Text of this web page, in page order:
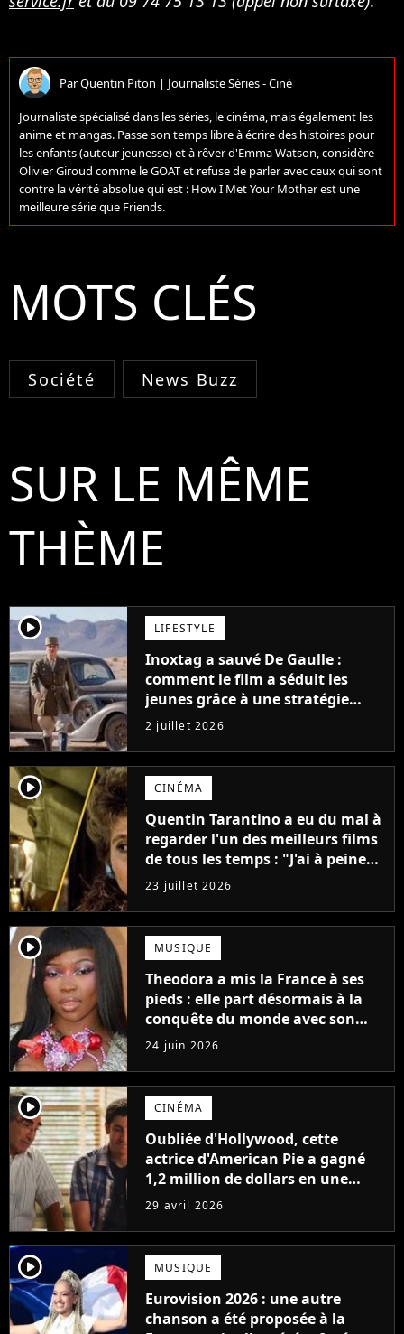
ParQuentin Piton | Journaliste Séries - Ciné
Journaliste spécialisé dans les séries, le cinéma, mais également les
anime et mangas. Passe son temps libre à écrire des histoires pour
les enfants (auteur jeunesse) et à rêver d'Emma Watson, considère
Olivier Giroud comme le GOAT et refuse de parler avec ceux qui sont
contre la vérité absolue qui est : How I Met Your Mother est une
meilleure série que Friends.
MOTS CLÉS
Société News Buzz
SUR LE MÊME
THÈME
player2 LIFESTYLE
Inoxtag a sauvé De Gaulle :
comment le film a séduit les
jeunes grâce à une stratégie
marketing ciblée
2 juillet 2026
player2 CINÉMA
Quentin Tarantino a eu du mal à
regarder l'un des meilleurs films
de tous les temps : "J'ai à peine
réussi à aller jusqu'au générique
de fin"
23 juillet 2026
player2 MUSIQUE
Theodora a mis la France à ses
pieds : elle part désormais à la
conquête du monde avec son
premier gros feat international
24 juin 2026
player2 CINÉMA
Oubliée d'Hollywood, cette
actrice d'American Pie a gagné
1,2 million de dollars en une
semaine grâce... à Onlyfans
29 avril 2026
player2 MUSIQUE
Eurovision 2026 : une autre
chanson a été proposée à la